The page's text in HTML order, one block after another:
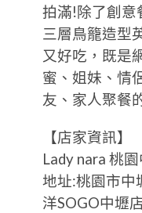
拍滿!除了創意
三層鳥籠造型
又好吃，既是
蜜、姐妹、情
友、家人聚餐
【店家資訊】
Lady nara 桃
地址:桃園市中
洋SOGO中壢